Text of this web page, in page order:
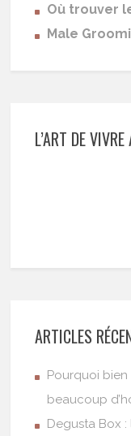
Où trouver
Male
L’ART DE
ARTICLES
Pourquoi bien
beaucoup
Degusta Box